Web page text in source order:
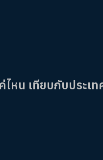
ไหน เทียบกับประเ